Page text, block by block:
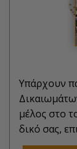
Υπάρχουν
μέλος στο
δικό σας,